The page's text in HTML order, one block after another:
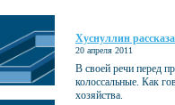
Хуснуллин
20 апреля 2011
В своей речи перед
колоссальные. Как
хозяйства.